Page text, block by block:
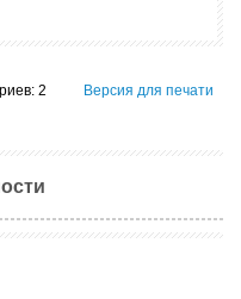
2
Версия для печати